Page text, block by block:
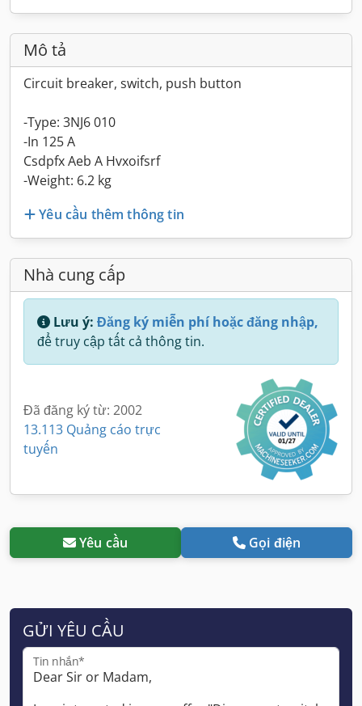
Mô tả
Circuit breaker, switch, push button
-Type: 3NJ6 010
-In 125 A
Csdpfx Aeb A Hvxoifsrf
-Weight: 6.2 kg
Yêu cầu thêm thông tin
Nhà cung cấp
Lưu ý: Đăng ký miễn phí hoặc đăng nhập,
để truy cập tất cả thông tin.
Đã đăng ký từ: 2002
13.113 Quảng cáo trực
tuyến
Yêu cầu Gọi điện
GỬI YÊU CẦU
Tin nhắn*